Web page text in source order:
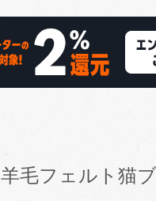
羊毛フェルト猫